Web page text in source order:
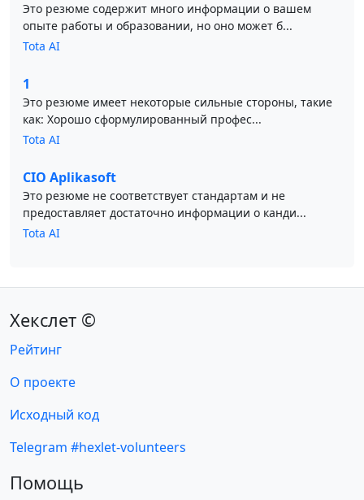
Это резюме содержит много информации о вашем
опыте работы и образовании, но оно может б...
Tota AI
1
Это резюме имеет некоторые сильные стороны, такие
как: Хорошо сформулированный профес...
Tota AI
CIO Aplikasoft
Это резюме не соответствует стандартам и не
предоставляет достаточно информации о канди...
Tota AI
Хекслет ©
Рейтинг
О проекте
Исходный код
Telegram #hexlet-volunteers
Помощь